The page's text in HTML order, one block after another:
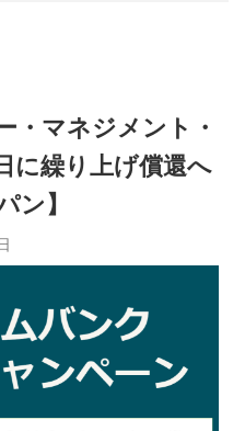
・マネジメント・
に繰り上げ償還へ
ン】